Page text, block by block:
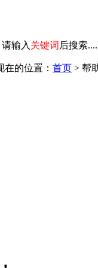
输入 关键词 后搜索....
在的位置： 首页 > 帮